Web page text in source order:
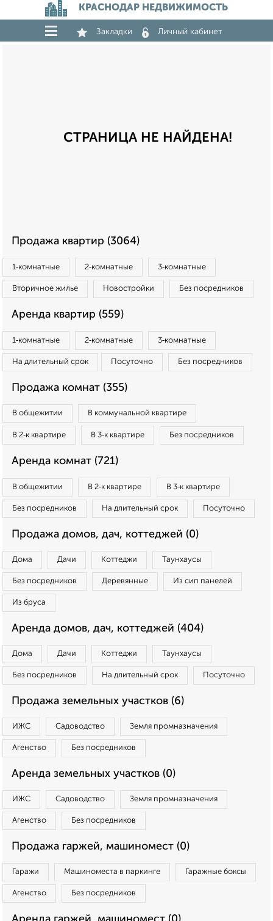
КРАСНОДАР НЕДВИЖИМОСТЬ
Закладки Личный кабинет
СТРАНИЦА НЕ НАЙДЕНА!
Продажа квартир (3064)
1‑комнатные 2‑комнатные 3‑комнатные
Вторичное жилье Новостройки Без посредников
Аренда квартир (559)
1‑комнатные 2‑комнатные 3‑комнатные
На длительный срок Посуточно Без посредников
Продажа комнат (355)
В общежитии В коммунальной квартире
В 2‑к квартире В 3‑к квартире Без посредников
Аренда комнат (721)
В общежитии В 2‑к квартире В 3‑к квартире
Без посредников На длительный срок Посуточно
Продажа домов, дач, коттеджей (0)
Дома Дачи Коттеджи Таунхаусы
Без посредников Деревянные Из сип панелей
Из бруса
Аренда домов, дач, коттеджей (404)
Дома Дачи Коттеджи Таунхаусы
Без посредников На длительный срок Посуточно
Продажа земельных участков (6)
ИЖС Садоводство Земля промназначения
Агенство Без посредников
Аренда земельных участков (0)
ИЖС Садоводство Земля промназначения
Агенство Без посредников
Продажа гаржей, машиномест (0)
Гаражи Машиноместа в паркинге Гаражные боксы
Агенство Без посредников